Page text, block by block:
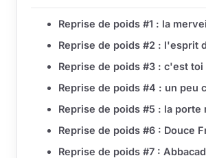
Reprise de poids #1 : la
Reprise de poids #2 : l'esprit
Reprise de poids #3 : c'est
Reprise de poids #4 : un peu
Reprise de poids #5 : la porte
Reprise de poids #6 : Douce
Reprise de poids #7 :